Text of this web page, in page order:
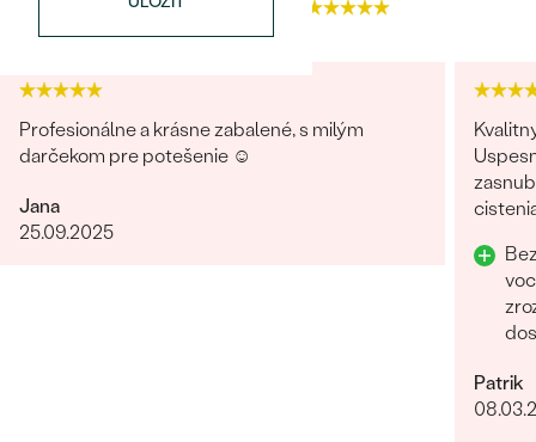
4.9
Profesionálne a krásne zabalené, s milým
darčekom pre potešenie ☺️
Jana
25.09.2025
Patrik